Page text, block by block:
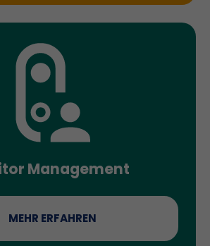
Management
MEHR ERFAHREN